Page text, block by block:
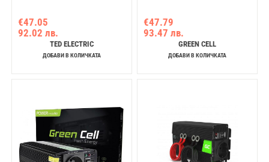
€47.05
92.02 лв.
TED ELECTRIC
ДОБАВИ В КОЛИЧКАТА
€47.79
93.47 лв.
GREEN CELL
ДОБАВИ В КОЛИЧКАТА